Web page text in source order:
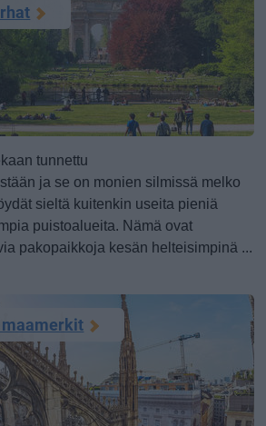
tunnettu
ja se on monien silmissä melko
sieltä kuitenkin useita pieniä
puistoalueita. Nämä ovat
pakopaikkoja kesän helteisimpinä ...
maamerkit